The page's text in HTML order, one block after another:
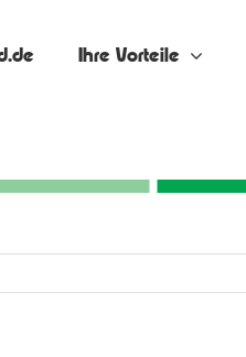
Ihre Vorteile